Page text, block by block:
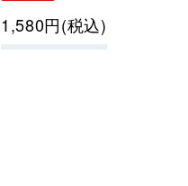
1,580円(税込)